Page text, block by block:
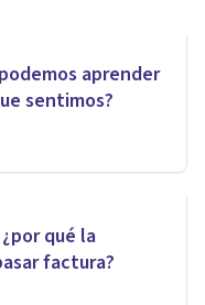
aprender
sentimos?
qué la
factura?